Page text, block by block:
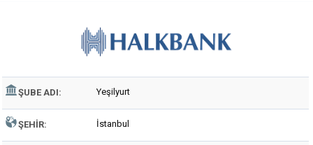
ŞUBE ADI: Yeşilyurt
ŞEHIR: İstanbul